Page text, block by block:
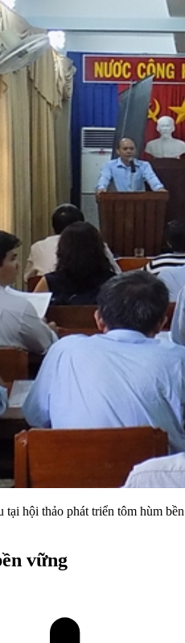
hội thảo phát triển tôm hùm bền
vững